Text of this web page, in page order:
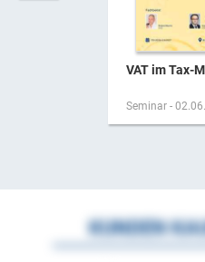
VAT im Tax-
Seminar -
KUNDEN